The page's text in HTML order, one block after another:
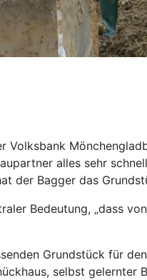
Volksbank
alles sehr
der Bagger das
Bedeutung, „dass
Grundstück für
selbst